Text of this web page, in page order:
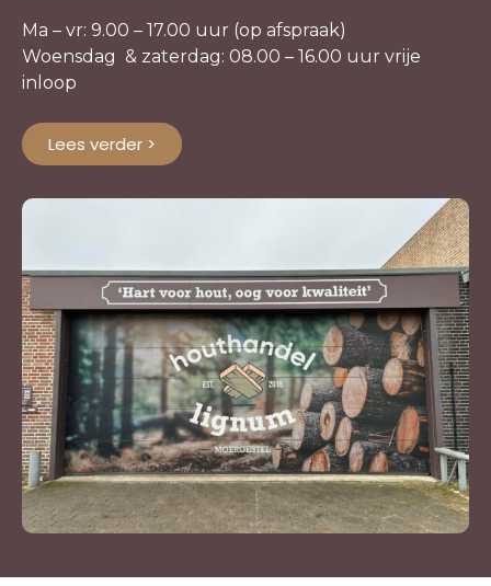
Ma – vr: 9.00 – 17.00 uur (op afspraak)
Woensdag & zaterdag: 08.00 – 16.00 uur vrije
inloop
Lees verder >